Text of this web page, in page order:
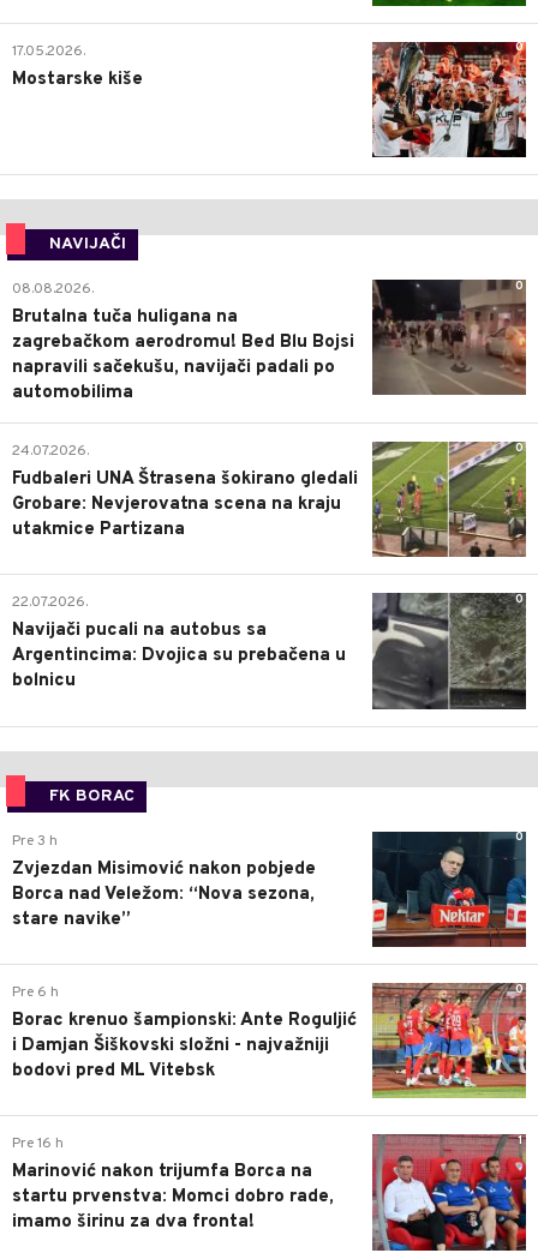
0
17.05.2026.
Mostarske kiše
NAVIJAČI
0
08.08.2026.
Brutalna tuča huligana na
zagrebačkom aerodromu! Bed Blu Bojsi
napravili sačekušu, navijači padali po
automobilima
0
24.07.2026.
Fudbaleri UNA Štrasena šokirano gledali
Grobare: Nevjerovatna scena na kraju
utakmice Partizana
0
22.07.2026.
Navijači pucali na autobus sa
Argentincima: Dvojica su prebačena u
bolnicu
FK BORAC
0
Pre 3 h
Zvjezdan Misimović nakon pobjede
Borca nad Veležom: “Nova sezona,
stare navike”
0
Pre 6 h
Borac krenuo šampionski: Ante Roguljić
i Damjan Šiškovski složni - najvažniji
bodovi pred ML Vitebsk
1
Pre 16 h
Marinović nakon trijumfa Borca na
startu prvenstva: Momci dobro rade,
imamo širinu za dva fronta!